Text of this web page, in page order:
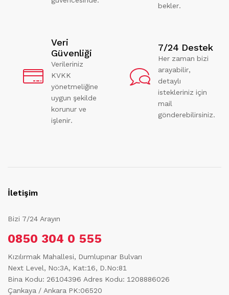
bekler.
Veri
Güvenliği
Verileriniz
KVKK
yönetmeliğine
uygun şekilde
korunur ve
işlenir.
7/24 Destek
Her zaman bizi
arayabilir,
detaylı
istekleriniz için
mail
gönderebilirsiniz.
İletişim
Bizi 7/24 Arayın
0850 304 0 555
Kızılırmak Mahallesi, Dumlupınar Bulvarı
Next Level, No:3A, Kat:16, D.No:81
Bina Kodu: 26104396 Adres Kodu: 1208886026
Çankaya / Ankara PK:06520